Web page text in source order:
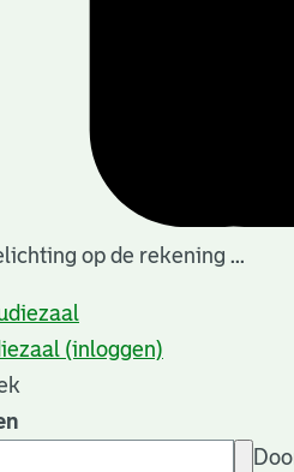
op de rekening ...
(inloggen)